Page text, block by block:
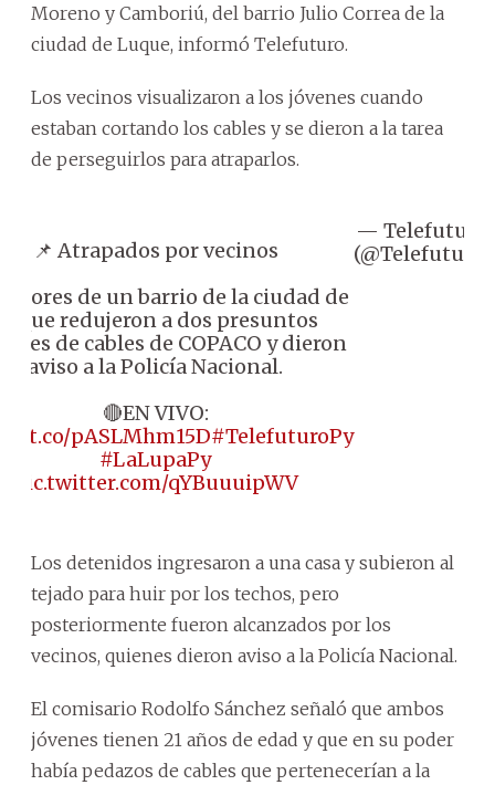
Moreno y Camboriú, del barrio Julio Correa de la
ciudad de Luque, informó Telefuturo.
Los vecinos visualizaron a los jóvenes cuando
estaban cortando los cables y se dieron a la tarea
de perseguirlos para atraparlos.
📌 Atrapados por vecinos
de un barrio de la ciudad de
redujeron a dos presuntos
de cables de COPACO y dieron
aviso a la Policía Nacional.
🔴EN VIVO:
t.co/pASLMhm15D#TelefuturoPy
#LaLupaPy
pic.twitter.com/qYBuuuipWV
— Telefuturo
(@Telefuturo)
Los detenidos ingresaron a una casa y subieron al
tejado para huir por los techos, pero
posteriormente fueron alcanzados por los
vecinos, quienes dieron aviso a la Policía Nacional.
El comisario Rodolfo Sánchez señaló que ambos
jóvenes tienen 21 años de edad y que en su poder
había pedazos de cables que pertenecerían a la